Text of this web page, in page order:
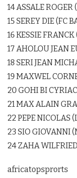
14 ASSALE ROGER
15 SEREY DIE (FC
16 KESSIE
17 AHOLOU JEAN
18 SERI JEAN
19 MAXWEL
20 GOHI BI
21 MAX ALAIN
22 PEPE NICOLAS
23 SIO GIOVANNI
24 ZAHA
africatopsprorts